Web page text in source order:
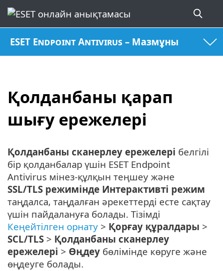
ESET Endpoint Antivirus – Мазмұны
Қолданбаны қарап
шығу ережелері
Қолданбаны сканерлеу ережелері белгілі
бір қолданбалар үшін ESET Endpoint
Antivirus мінез-құлқын теңшеу және
SSL/TLS режимінде Интерактивті режим
таңдалса, таңдалған әрекеттерді есте сақтау
үшін пайдалануға болады. Тізімді
Кеңейтілген орнату > Қорғау құралдары >
SCL/TLS > Қолданбаны сканерлеу
ережелері > Өңдеу бөлімінде көруге және
өңдеуге болады.